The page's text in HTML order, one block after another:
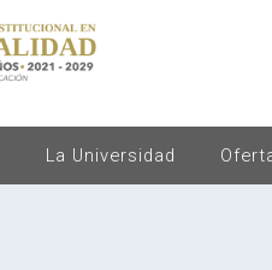
La Universidad